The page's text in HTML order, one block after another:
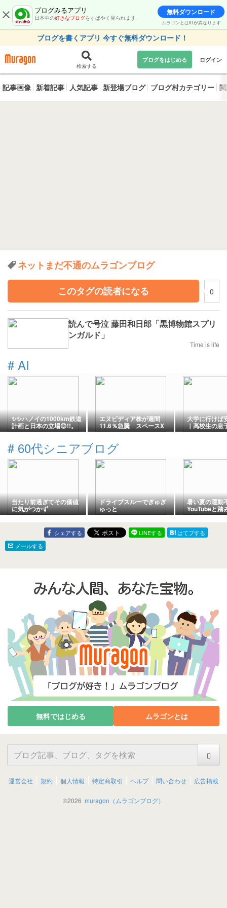
ブログみるアプリ
日本中の好きなブログをすばやく見られます
無料ダウンロード
ムラゴンとはIDが異なります
ブログを書くアプリ 今すぐ無料ダウンロード！
検索する
ブログをはじめる ログイン
記事画像 新着記事 人気記事 新登場ブログ ブログ村カテゴリー
ネットまだ不通のムラゴンブログ
このタグの読者になる
0
読んで号泣 藤田和日郎「黒博物館スプリ
ンガルド」
Time is life
# AI
✨✨ハノイの1000km鉄道
計画と日本の立場😊!!。
エヌビディア株が週間
11.6％急騰 スペースX
と巨大テックが始めた
大学に行けば
｜高校生の息
の進路を話し
# 60代シニアブログ
当たり前過ぎてその価値
に気がつかず
ドライブスルーでぎゅぎ
ゅっと
暑い夏の運動
YouTubeと踏
気軽に体を動
シェアする LINEする
はてブする
メールする
無料ではじめる ムラゴンとは
運営会社 規約 個人情報 特定商取引 ヘルプ 問い合わせ 広告掲載
©2026 muragon（ムラゴンブログ）